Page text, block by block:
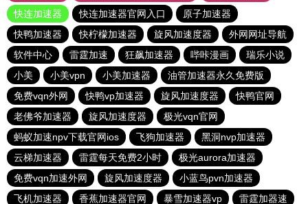
快连加速器
快连加速器官网入口
原子加速器
快鸭加速器
快柠檬加速器 旋风加速度器
外网网址导航
软件中心
雷霆加速 狂飙加速器 哔咔漫画
瑞乐小说
小美
小美vpn 小美加速器
油管加速器永久免费版
免费vqn外网
快鸭vp加速器 旋风加速度器
快鸭官网
老佛爷加速器
旋风加速度器
极光vqn官网
蚂蚁加速npv下载官网ios
飞狗加速器
黑洞nvp加速器
云梯加速器
雷霆每天免费2小时
极光aurora加速器
免费vqn加速外网
旋风加速度器
小蓝鸟pvn加速器
飞机加速器
香蕉加速器官网 暴雪加速器vp 雷霆加器速